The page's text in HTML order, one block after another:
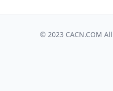
© 2023 CACN.COM